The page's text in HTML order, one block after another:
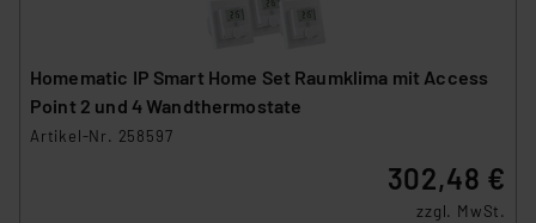
Homematic IP Smart Home Set Raumklima mit Access
Point 2 und 4 Wandthermostate
Artikel-Nr. 258597
302,48 €
zzgl. MwSt.